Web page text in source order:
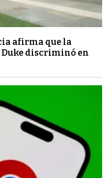
afirma que la
Duke discriminó en